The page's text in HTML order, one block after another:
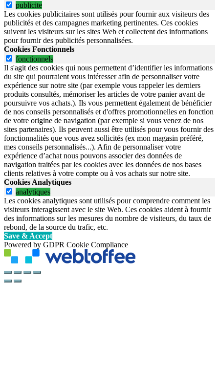
publicite
Les cookies publicitaires sont utilisés pour fournir aux visiteurs des
publicités et des campagnes marketing pertinentes. Ces cookies
suivent les visiteurs sur les sites Web et collectent des informations
pour fournir des publicités personnalisées.
Cookies Fonctionnels
fonctionnels
Il s'agit des cookies qui nous permettent d’identifier les informations
du site qui pourraient vous intéresser afin de personnaliser votre
expérience sur notre site (par exemple vous rappeler les derniers
produits consultés, mémoriser les articles de votre panier avant de
poursuivre vos achats.). Ils vous permettent également de bénéficier
de nos conseils personnalisés et d'offres promotionnelles en fonction
de votre origine de navigation (par exemple si vous venez de nos
sites partenaires). Ils peuvent aussi être utilisés pour vous fournir des
fonctionnalités que vous avez sollicités (ex mon magasin préféré,
mes conseils personnalisés...). Afin de personnaliser votre
expérience d’achat nous pouvons associer des données de
navigation traitées par les cookies avec les données de nos bases
clients relatives à votre compte ou à vos achats sur notre site.
Cookies Analytiques
analytiques
Les cookies analytiques sont utilisés pour comprendre comment les
visiteurs interagissent avec le site Web. Ces cookies aident à fournir
des informations sur les mesures du nombre de visiteurs, du taux de
rebond, de la source du trafic, etc.
Save & Accept
Powered by GDPR Cookie Compliance